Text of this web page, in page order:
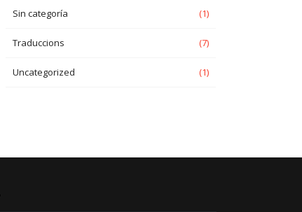
Sin categoría (1)
Traduccions (7)
Uncategorized (1)